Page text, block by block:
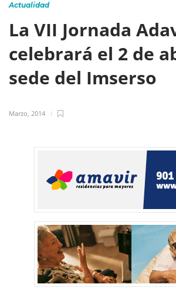
Actualidad
La VII Jornada
celebrará el 2 de
sede del Imserso
Marzo, 2014